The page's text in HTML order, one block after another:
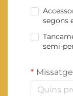
segons
semi-
Missatge